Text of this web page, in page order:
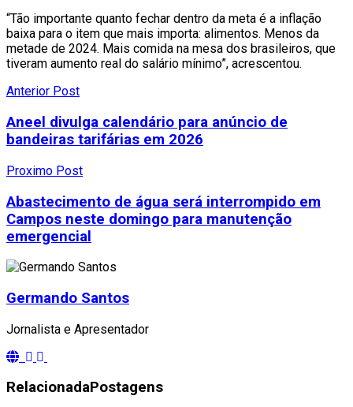
“Tão importante quanto fechar dentro da meta é a inflação
baixa para o item que mais importa: alimentos. Menos da
metade de 2024. Mais comida na mesa dos brasileiros, que
tiveram aumento real do salário mínimo”, acrescentou.
Anterior Post
Aneel divulga calendário para anúncio de
bandeiras tarifárias em 2026
Proximo Post
Abastecimento de água será interrompido em
Campos neste domingo para manutenção
emergencial
Germando Santos
Jornalista e Apresentador
RelacionadaPostagens